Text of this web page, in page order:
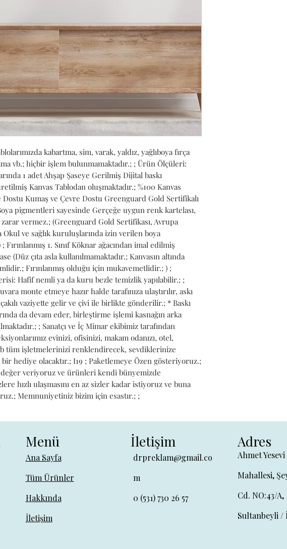
kabartma, sim, varak, yaldız, yağlıboya fırça
vb.; hiçbir işlem bulunmamaktadır.; ; Ürün Ölçüleri:
1 adet Ahşap Şaseye Gerilmiş Dijital baskı
Kanvas Tablodan oluşmaktadır.; %100 Kanvas
Dostu Kumaş ve Çevre Dostu Greenguard Gold Sertifikalı
pigmentleri sayesinde Gerçeğe uygun renk kartelası,
zarar vermez.; (Greenguard Gold Sertifikası, Avrupa
Okul ve sağlık kuruluşlarında izin verilen boya
Fırınlanmış 1. Sınıf Köknar ağacından imal edilmiş
(Düz çıta asla kullanılmamaktadır.; Kanvasın altında
Fırınlanmış olduğu için mukavemetlidir.; ) ;
Hafif nemli ya da kuru bezle temizlik yapılabilir.; ;
monte etmeye hazır halde tarafınıza ulaştırılır, askı
vaziyette gelir ve çivi ile birlikte gönderilir.; * Baskı
da devam eder, birleştirme işlemi kasnağın arka
; Sanatçı ve İç Mimar ekibimiz tarafından
evinizi, ofisinizi, makam odanızı, otel,
tüm işletmelerinizi renklendirecek, sevdiklerinize
bir hediye olacaktır.; I19 ; Paketlemeye Özen gösteriyoruz.;
veriyoruz ve ürünleri kendi bünyemizde
hızlı ulaşmasını en az sizler kadar istiyoruz ve buna
Memnuniyetiniz bizim için esastır.; ;
Menü
Ana Sayfa
Tüm Ürünler
Hakkında
İletişim
İletişim
drpreklam@gmail.co
m
0 (531) 730 26 57
Adres
Ahmet Yesevi
Mahallesi,
Cd. NO:43/A,
Sultanbeyli /